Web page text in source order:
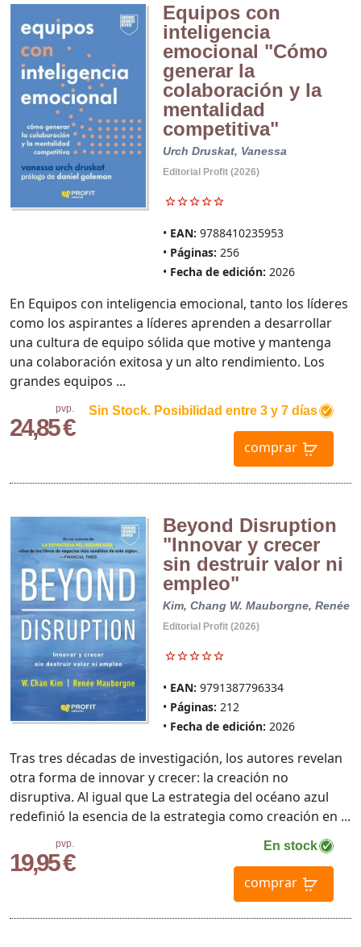
Equipos con
inteligencia
emocional "Cómo
generar la
colaboración y la
mentalidad
competitiva"
Urch Druskat, Vanessa
Editorial Profit (2026)
EAN: 9788410235953
Páginas: 256
Fecha de edición: 2026
pvp.
24,85 €
Sin Stock. Posibilidad entre 3 y 7 días
comprar
En Equipos con inteligencia emocional, tanto los líderes
como los aspirantes a líderes aprenden a desarrollar
una cultura de equipo sólida que motive y mantenga
una colaboración exitosa y un alto rendimiento. Los
grandes equipos ...
Beyond Disruption
"Innovar y crecer
sin destruir valor ni
empleo"
Kim, Chang W. Mauborgne, Renée
Editorial Profit (2026)
EAN: 9791387796334
Páginas: 212
Fecha de edición: 2026
pvp.
19,95 €
En stock
comprar
Tras tres décadas de investigación, los autores revelan
otra forma de innovar y crecer: la creación no
disruptiva. Al igual que La estrategia del océano azul
redefinió la esencia de la estrategia como creación en ...